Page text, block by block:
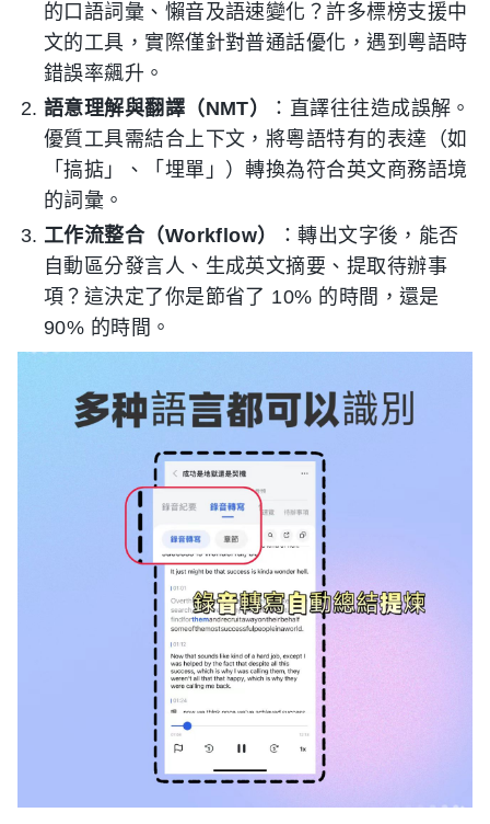
的口語詞彙、懶音及語速變化？許多標榜支援中
文的工具，實際僅針對普通話優化，遇到粵語時
錯誤率飆升。
語意理解與翻譯（NMT）
：直譯往往造成誤解。
優質工具需結合上下文，將粵語特有的表達（如
「搞掂」、「埋單」）轉換為符合英文商務語境
的詞彙。
工作流整合（Workflow）
：轉出文字後，能否
自動區分發言人、生成英文摘要、提取待辦事
項？這決定了你是節省了 10% 的時間，還是
90% 的時間。